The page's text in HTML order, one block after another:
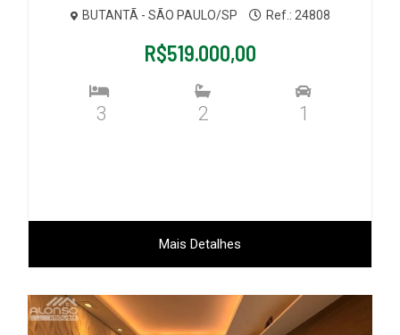
BUTANTÃ - SÃO PAULO/SP Ref.: 24808
R$519.000,00
3 2 1
Mais Detalhes